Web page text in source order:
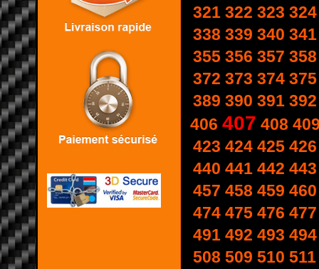
321 322 323 324
338 339 340 341
355 356 357 358
372 373 374 375
389 390 391 392
406 407 408
423 424 425 426
440 441 442 443
457 458 459 460
474 475 476 477
491 492 493 494
508 509 510 511